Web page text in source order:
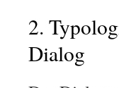
2.
Dialog